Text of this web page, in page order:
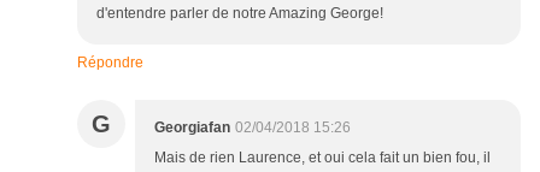
d'entendre parler de notre Amazing George!
Répondre
G Georgiafan 02/04/2018 15:26
Mais de rien Laurence, et oui cela fait un bien fou, il